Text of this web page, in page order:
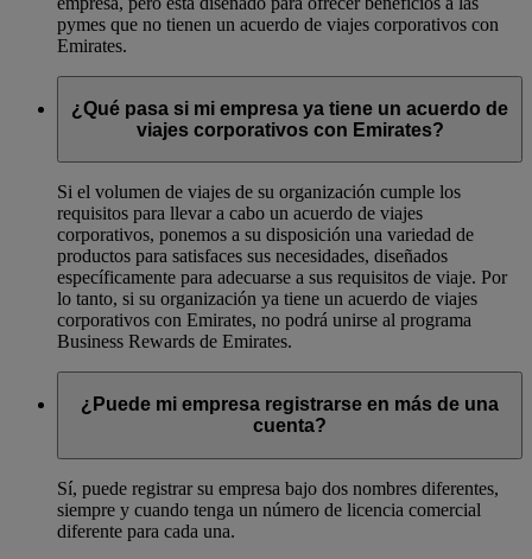
pymes que no tienen un acuerdo de viajes corporativos con
Emirates.
¿Qué pasa si mi empresa ya tiene un acuerdo de
viajes corporativos con Emirates?
Si el volumen de viajes de su organización cumple los
requisitos para llevar a cabo un acuerdo de viajes
corporativos, ponemos a su disposición una variedad de
productos para satisfaces sus necesidades, diseñados
específicamente para adecuarse a sus requisitos de viaje. Por
lo tanto, si su organización ya tiene un acuerdo de viajes
corporativos con Emirates, no podrá unirse al programa
Business Rewards de Emirates.
¿Puede mi empresa registrarse en más de una
cuenta?
Sí, puede registrar su empresa bajo dos nombres diferentes,
siempre y cuando tenga un número de licencia comercial
diferente para cada una.